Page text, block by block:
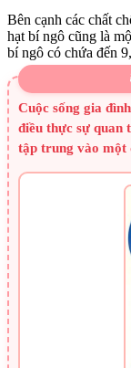
Bên cạnh các chất
hạt bí ngô cũng là
bí ngô có chứa đến
Cuộc sống gia
điều thực sự quan
tập trung vào một